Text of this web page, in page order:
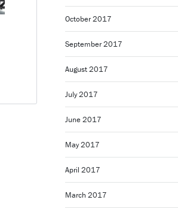
October 2017
September 2017
August 2017
July 2017
June 2017
May 2017
April 2017
March 2017